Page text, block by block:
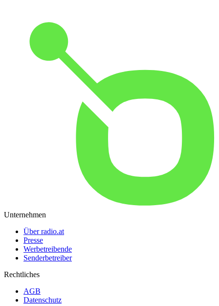
Unternehmen
Über radio.at
Presse
Werbetreibende
Senderbetreiber
Rechtliches
AGB
Datenschutz